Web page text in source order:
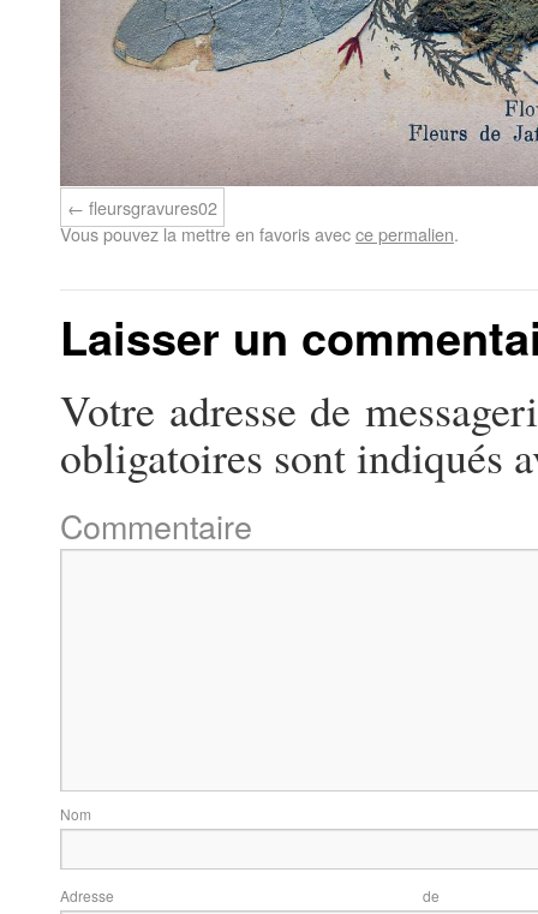
fleursgravures02
Vous pouvez la mettre en favoris avecce permalien.
Laisser un
Votre adresse de
obligatoires sont indiqués
Commentaire
Adresse